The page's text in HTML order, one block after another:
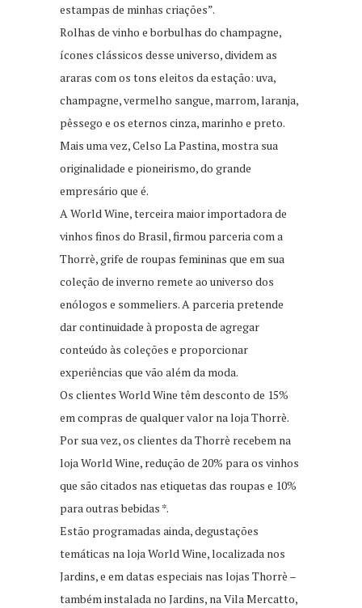
estampas de minhas criações”.
Rolhas de vinho e borbulhas do champagne,
ícones clássicos desse universo, dividem as
araras com os tons eleitos da estação: uva,
champagne, vermelho sangue, marrom, laranja,
pêssego e os eternos cinza, marinho e preto.
Mais uma vez, Celso La Pastina, mostra sua
originalidade e pioneirismo, do grande
empresário que é.
A World Wine, terceira maior importadora de
vinhos finos do Brasil, firmou parceria com a
Thorrè, grife de roupas femininas que em sua
coleção de inverno remete ao universo dos
enólogos e sommeliers. A parceria pretende
dar continuidade à proposta de agregar
conteúdo às coleções e proporcionar
experiências que vão além da moda.
Os clientes World Wine têm desconto de 15%
em compras de qualquer valor na loja Thorrè.
Por sua vez, os clientes da Thorrè recebem na
loja World Wine, redução de 20% para os vinhos
que são citados nas etiquetas das roupas e 10%
para outras bebidas *.
Estão programadas ainda, degustações
temáticas na loja World Wine, localizada nos
Jardins, e em datas especiais nas lojas Thorrè –
também instalada no Jardins, na Vila Mercatto,